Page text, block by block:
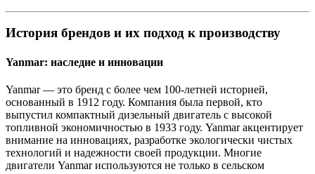
История брендов и их подход к производству
Yanmar: наследие и инновации
Yanmar — это бренд с более чем 100-летней историей,
основанный в 1912 году. Компания была первой, кто
выпустил компактный дизельный двигатель с высокой
топливной экономичностью в 1933 году. Yanmar акцентирует
внимание на инновациях, разработке экологически чистых
технологий и надежности своей продукции. Многие
двигатели Yanmar используются не только в сельском